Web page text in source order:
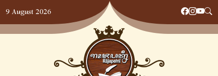
Skip
to
content
9 August 2026